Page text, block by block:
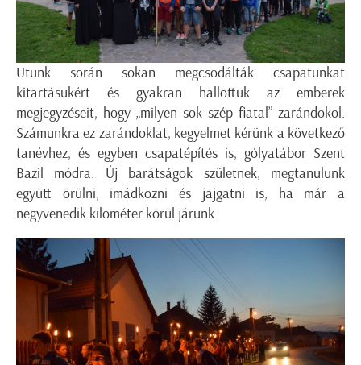
Utunk során sokan megcsodálták csapatunkat
kitartásukért és gyakran hallottuk az emberek
megjegyzéseit, hogy „milyen sok szép fiatal” zarándokol.
Számunkra ez zarándoklat, kegyelmet kérünk a következő
tanévhez, és egyben csapatépítés is, gólyatábor Szent
Bazil módra. Új barátságok születnek, megtanulunk
együtt örülni, imádkozni és jajgatni is, ha már a
negyvenedik kilométer körül járunk.